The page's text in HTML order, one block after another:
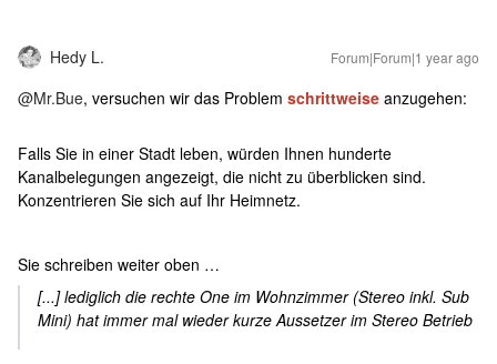
Hedy L. Forum|Forum|1 year ago
@Mr.Bue, versuchen wir das Problem schrittweise anzugehen:
Falls Sie in einer Stadt leben, würden Ihnen hunderte
Kanalbelegungen angezeigt, die nicht zu überblicken sind.
Konzentrieren Sie sich auf Ihr Heimnetz.
Sie schreiben weiter oben …
[...] lediglich die rechte One im Wohnzimmer (Stereo inkl. Sub
Mini) hat immer mal wieder kurze Aussetzer im Stereo Betrieb